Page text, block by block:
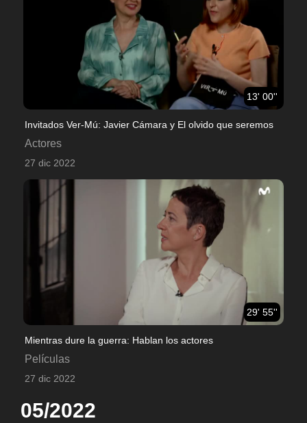
13' 00''
Invitados Ver-Mú: Javier Cámara y El olvido que seremos
Actores
27 dic 2022
29' 55''
Mientras dure la guerra: Hablan los actores
Películas
27 dic 2022
05/2022